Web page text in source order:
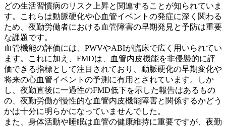
どの生活習慣病のリスク上昇と関連することが知られていま
す。これらは動脈硬化や心血管イベントの発症に深く関わる
ため、夜勤労働者における血管障害の早期発見と予防は重要
な課題です。
血管機能の評価には、PWVやABIが臨床で広く用いられてい
ます。これに加え、FMDは、血管内皮機能を非侵襲的に評
価できる指標として注目されており、動脈硬化の早期変化や
将来の心血管イベントの予測に有用とされています。しか
し、夜勤直後に一過性のFMD低下を示した報告はあるもの
の、夜勤労働が慢性的な血管内皮機能障害と関係するかどう
かは十分に明らかになっていませんでした。
また、身体活動や睡眠は血管の健康維持に重要ですが、夜勤